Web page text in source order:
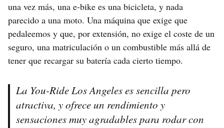
una vez más, una e-bike es una bicicleta, y nada
parecido a una moto. Una máquina que exige que
pedaleemos y que, por extensión, no exige el coste de un
seguro, una matriculación o un combustible más allá de
tener que recargar su batería cada cierto tiempo.
La You-Ride Los Angeles es sencilla pero
atractiva, y ofrece un rendimiento y
sensaciones muy agradables para rodar con